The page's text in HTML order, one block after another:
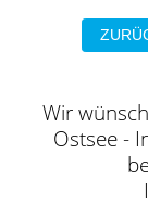
Wir
Ostsee -